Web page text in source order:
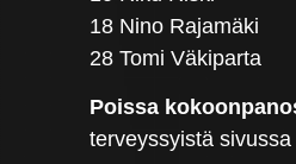
18 Nino Rajamäki
28 Tomi Väkiparta
Poissa
terveyssyistä